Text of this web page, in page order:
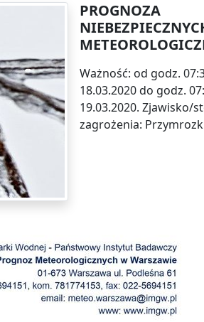
PROGNOZA
Ważność: od godz.
18.03.2020 do godz.
19.03.2020. Zjawisko/
zagrożenia: